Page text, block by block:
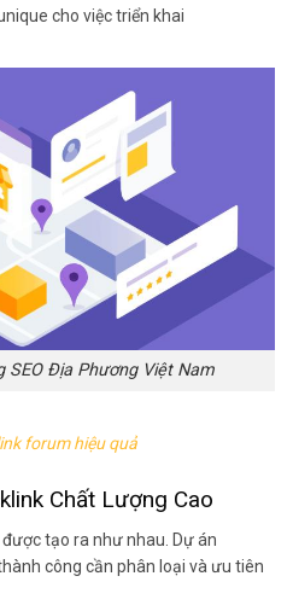
cho việc triển khai
SEO Địa Phương Việt Nam
forum hiệu quả
Chất Lượng Cao
tạo ra như nhau. Dự án
công cần phân loại và ưu tiên